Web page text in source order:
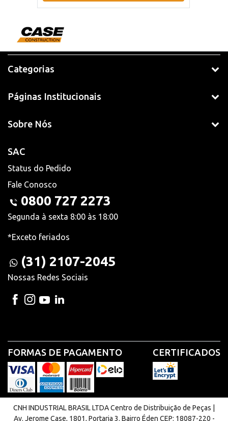
Categorias
Páginas Institucionais
Sobre Nós
SAC
Status do Pedido
Fale Conosco
0800 727 2273
Segunda à sexta 8:00 às 18:00
*Exceto feriados
(31) 2107-2045
Nossas Redes Sociais
FORMAS DE PAGAMENTO CERTIFICADOS
CNH INDUSTRIAL BRASIL LTDA Centro de Distribuição de Peças |
Av. Jerome Case, 1801, Portaria 3. Bairro Éden CEP: 18087-220 -